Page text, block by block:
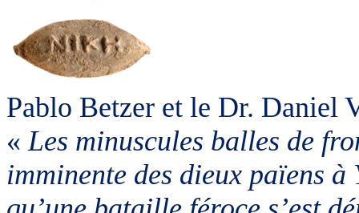
Pablo Betzer et le Dr. Daniel
« Les minuscules balles de
imminente des dieux païens